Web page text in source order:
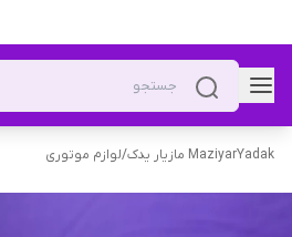
MaziyarYadak مازیار یدک /لوازم موتوری